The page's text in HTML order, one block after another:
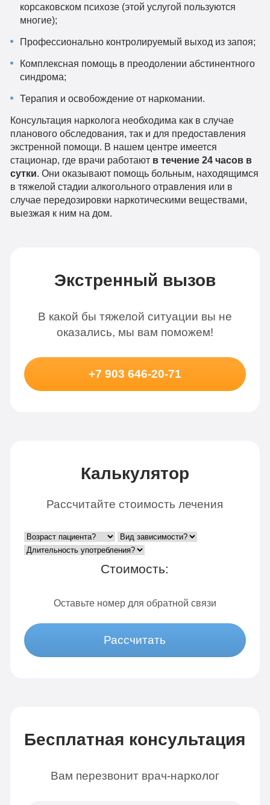
корсаковском психозе (этой услугой пользуются
многие);
Профессионально контролируемый выход из запоя;
Комплексная помощь в преодолении абстинентного
синдрома;
Терапия и освобождение от наркомании.
Консультация нарколога необходима как в случае
планового обследования, так и для предоставления
экстренной помощи. В нашем центре имеется
стационар, где врачи работают в течение 24 часов в
сутки. Они оказывают помощь больным, находящимся
в тяжелой стадии алкогольного отравления или в
случае передозировки наркотическими веществами,
выезжая к ним на дом.
Экстренный вызов
В какой бы тяжелой ситуации вы не
оказались, мы вам поможем!
+7 903 646-20-71
Калькулятор
Рассчитайте стоимость лечения
Стоимость:
Оставьте номер для обратной связи
Рассчитать
Бесплатная консультация
Вам перезвонит врач-нарколог